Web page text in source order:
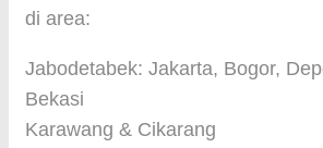
di area:
Jabodetabek: Jakarta, Bogor,
Bekasi
Karawang & Cikarang